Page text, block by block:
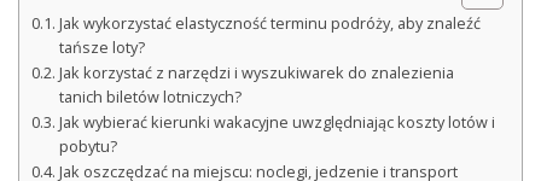
Jak wykorzystać elastyczność terminu podróży, aby znaleźć
tańsze loty?
Jak korzystać z narzędzi i wyszukiwarek do znalezienia
tanich biletów lotniczych?
Jak wybierać kierunki wakacyjne uwzględniając koszty lotów i
pobytu?
Jak oszczędzać na miejscu: noclegi, jedzenie i transport